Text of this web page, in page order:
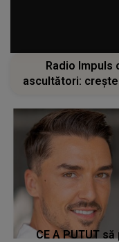
Radio
ascultători:
CE A PUTUT